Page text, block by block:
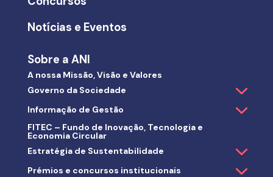
Notícias e Eventos
Sobre a ANI
A nossa Missão, Visão e Valores
Governo da Sociedade
Informação de Gestão
FITEC – Fundo de Inovação, Tecnologia e
Economia Circular
Estratégia de Sustentabilidade
Prémios e concursos institucionais